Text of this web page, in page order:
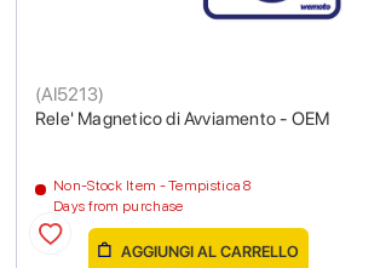
Rele' Magnetico di Avviamento - OEM
(AI5213)
Non-Stock Item - Tempistica 8
Days from purchase
AGGIUNGI AL CARRELLO